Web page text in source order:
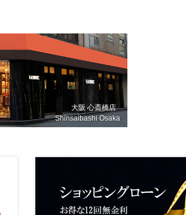
大阪 心斎橋店
Shinsaibashi Osaka